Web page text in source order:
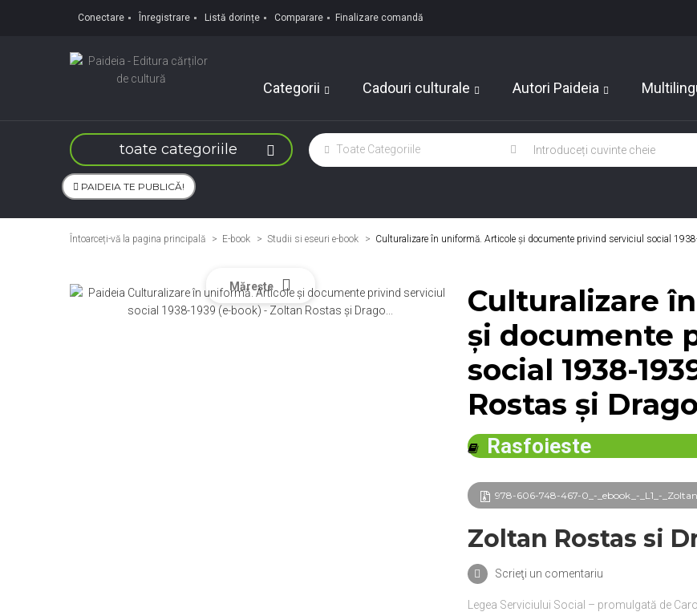
Conectare Înregistrare Listă dorințe Comparare Finalizare comandă
Categorii Cadouri culturale Autori Paideia
toate categoriile
PAIDEIA TE PUBLICĂ!
Întoarceți-vă la pagina principală E-book > Studii si eseuri e-book > Culturalizare în uniformă. Articole şi documente privind serviciul social
Mărește
Culturalizare
şi documente
social 1938-
Rostas şi
Rasfoieste
978-606-748-467-0_-_ebook_-_L1_-
Zoltan Rostas si
Scrieţi un comentariu
Legea Serviciului Social – promulgată de